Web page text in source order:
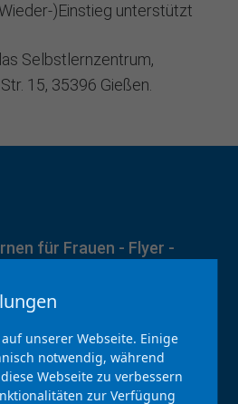
)Einstieg unterstützt
Selbstlernzentrum,
15, 35396 Gießen.
für Frauen - Flyer -
für Frauen - Handzettel
Projekts
unserer Webseite. Einige
notwendig, während
Webseite zu verbessern
zur Verfügung